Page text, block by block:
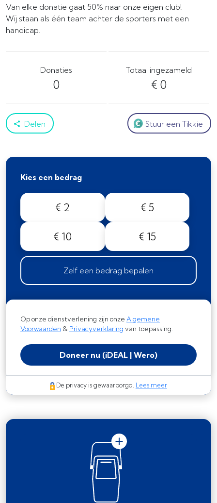
Van elke donatie gaat 50% naar onze eigen club!
Wij staan als één team achter de sporters met een
handicap.
Donaties
0
Totaal ingezameld
€ 0
Delen Stuur een Tikkie
Kies een bedrag
€ 2 € 5
€ 10 € 15
Zelf een bedrag bepalen
Op onze dienstverlening zijn onze Algemene
Voorwaarden & Privacyverklaring van toepassing.
Doneer nu (iDEAL | Wero)
De privacy is gewaarborgd. Lees meer